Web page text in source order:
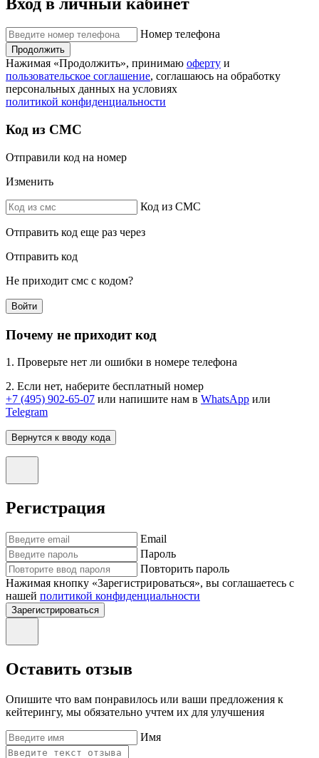
Номер телефона
Продолжить
Нажимая «Продолжить», принимаю оферту и
пользовательское соглашение, соглашаюсь на обработку
персональных данных на условиях
политикой конфиденциальности
Код из СМС
Отправили код на номер
Изменить
Код из СМС
Отправить код еще раз через
Отправить код
Не приходит смс с кодом?
Войти
Почему не приходит код
1. Проверьте нет ли ошибки в номере телефона
2. Если нет, наберите бесплатный номер
+7 (495) 902-65-07 или напишите нам в WhatsApp или
Telegram
Вернутся к вводу кода
Регистрация
Email
Пароль
Повторить пароль
Нажимая кнопку «Зарегистрироваться», вы соглашаетесь с
нашей политикой конфиденциальности
Зарегистрироваться
Оставить отзыв
Опишите что вам понравилось или ваши предложения к
кейтерингу, мы обязательно учтем их для улучшения
Имя